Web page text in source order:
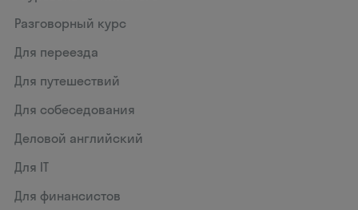
Разговорный курс
Для переезда
Для путешествий
Для собеседования
Деловой английский
Для IT
Для финансистов